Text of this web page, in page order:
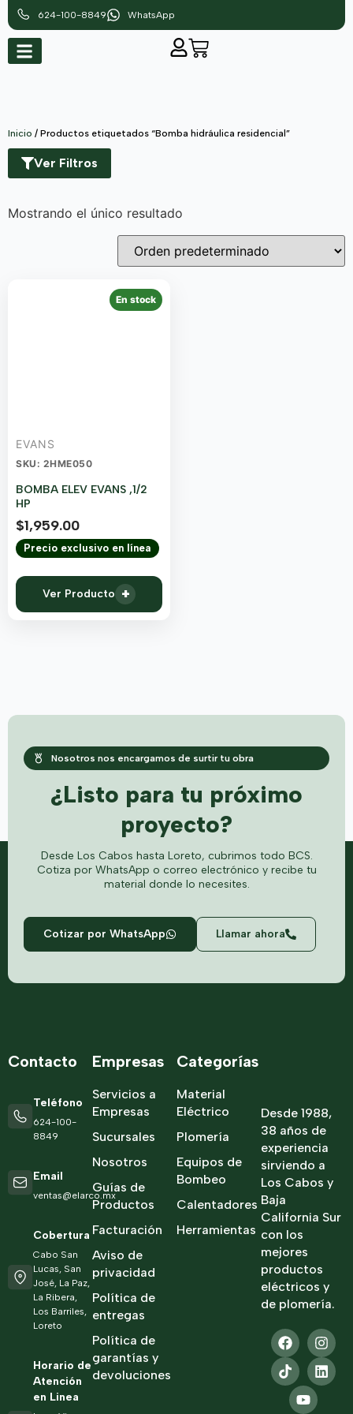
624-100-8849 WhatsApp
Inicio / Productos etiquetados “Bomba hidráulica residencial”
Ver Filtros
Mostrando el único resultado
En stock
EVANS
SKU: 2HME050
BOMBA ELEV EVANS ,1/2
HP
$1,959.00
Precio exclusivo en línea
Ver Producto +
Nosotros nos encargamos de surtir tu obra
¿Listo para tu próximo
proyecto?
Desde Los Cabos hasta Loreto, cubrimos todo BCS.
Cotiza por WhatsApp o correo electrónico y recibe tu
material donde lo necesites.
Cotizar por WhatsApp Llamar ahora
Desde 1988,
38 años de
experiencia
sirviendo a
Los Cabos y
Baja
California Sur
con los
mejores
productos
eléctricos y
de plomería.
Categorías
Material
Eléctrico
Plomería
Equipos de
Bombeo
Calentadores
Herramientas
Empresas
Servicios a
Empresas
Sucursales
Nosotros
Guías de
Productos
Facturación
Aviso de
privacidad
Política de
entregas
Política de
garantías y
devoluciones
Contacto
Teléfono
624-100-
8849
Email
ventas@elarco.mx
Cobertura
Cabo San
Lucas, San
José, La Paz,
La Ribera,
Los Barriles,
Loreto
Horario de
Atención
en Linea